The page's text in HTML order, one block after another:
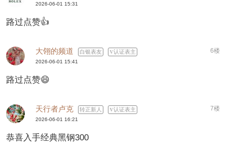
2026-06-01 15:31
路过点赞👍
大翎的频道 白银表友 认证表主 6楼
2026-06-01 15:41
路过点赞😄
天行者卢克 转正新人 认证表主 7楼
2026-06-01 16:21
恭喜入手经典黑钢300